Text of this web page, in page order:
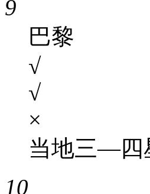
9
巴黎
√
√
×
当地三—四
10